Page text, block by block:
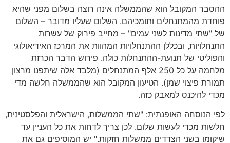
ההסבר המקובל הוא שהממשלה אינה רוצה בשלום מפני שהיא
פוחדת מהמתנחלים ותומכיהם. השלום שעליו מדובר – השלום
של "שתי מדינות לשני עמים" – מחייב פירוק של עשרות
התנחלויות, ובכללן ההתנחלויות המהוות את המרכז האידיאולוגי
והפוליטי של תנועת-ההתנחלות כולה. פירוש הדבר הכרזת
מלחמה על כל 250 אלף המתנחלים (מלבד אלה שיתפנו מרצון
תמורת פיצוי שמן). הטיעון המקובל הוא שהממשלה חלשה מדי
מכדי להיכנס למאבק כזה.
לפי הנוסחה האופנתית: "שתי הממשלות, הישראלית והפלסטינית,
חלשות מכדי לעשות שלום. לכן צריך לדחות את כל העניין עד
שיקומו בשני הצדדים ממשלות חזקות." יש המוסיפים גם את